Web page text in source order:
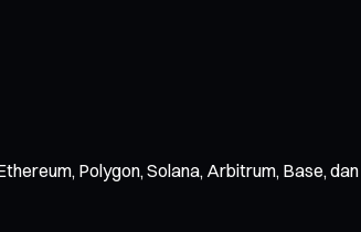
Polygon, Solana, Arbitrum, Base,